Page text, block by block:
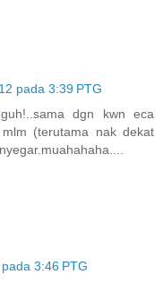
pada 3:39 PTG
dgn kwn eca
(terutama nak dekat
3:46 PTG